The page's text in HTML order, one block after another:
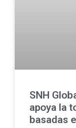
SNH
apoya la
basadas